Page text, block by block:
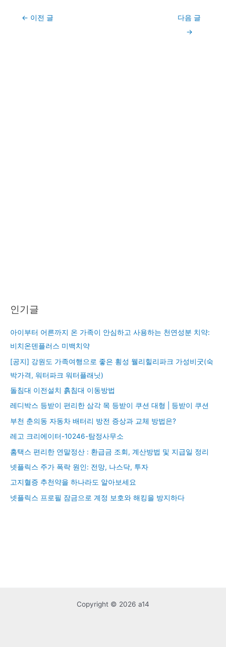
Post← 이전 글
다음 글
→
인기글
아이부터 어른까지 온 가족이 안심하고 사용하는 천연성분 치약:
비치온덴플러스 미백치약
[공지] 강원도 가족여행으로 좋은 횡성 웰리힐리파크 가성비굿(숙
박가격, 워터파크 워터플래닛)
돌침대 이전설치 흙침대 이동방법
레디박스 등받이 편리한 삼각 목 등받이 쿠션 대형 | 등받이 쿠션
부천 춘의동 자동차 배터리 방전 증상과 교체 방법은?
레고 크리에이터-10246-탐정사무소
홈택스 편리한 연말정산 : 환급금 조회, 계산방법 및 지급일 정리
넷플릭스 주가 폭락 원인: 전망, 나스닥, 투자
고지혈증 추천약을 하나라도 알아보세요
넷플릭스 프로필 잠금으로 계정 보호와 해킹을 방지하다
Copyright © 2026 a14